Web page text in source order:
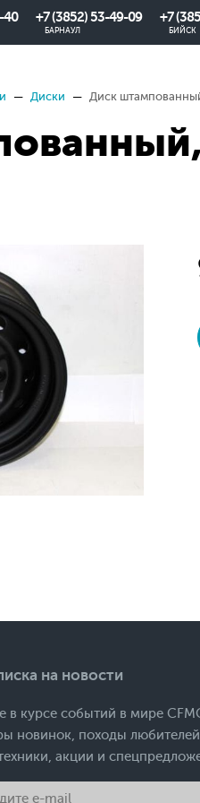
40 +7 (3852) 53-49-09
БАРНАУЛ
+7
БИЙСК
Диски Диск
на новости
в курсе событий в мире
новинок, походы любителей
акции и